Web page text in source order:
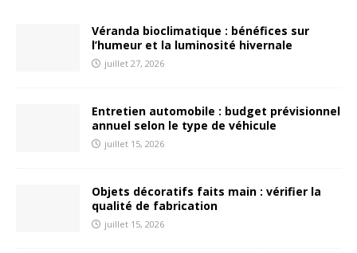
Véranda bioclimatique : bénéfices sur
l’humeur et la luminosité hivernale
juillet 27, 2026
Entretien automobile : budget prévisionnel
annuel selon le type de véhicule
juillet 15, 2026
Objets décoratifs faits main : vérifier la
qualité de fabrication
juillet 15, 2026